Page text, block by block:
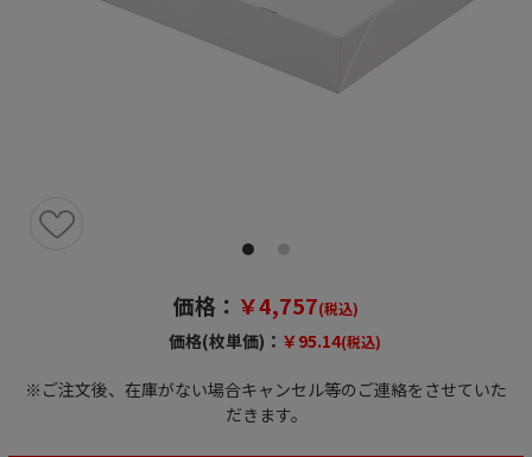
価格： ￥4,757(税込)
価格(枚単価)： ￥95.14(税込)
※ご注文後、在庫がない場合キャンセル等のご連絡をさせていた
だきます。